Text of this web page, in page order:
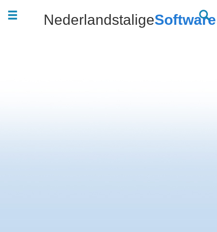
NederlandstaligeSoftware